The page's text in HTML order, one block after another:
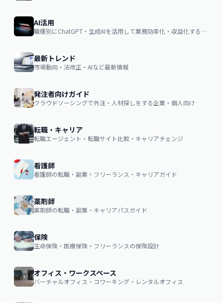
AI活用
職種別にChatGPT・生成AIを活用して業務効率化・収益化するノウハウ
最新トレンド
市場動向・法改正・AIなど最新情報
発注者向けガイド
クラウドソーシングで外注・人材探しをする企業・個人向け
転職・キャリア
転職エージェント・転職サイト比較・キャリアチェンジ
看護師
看護師の転職・副業・フリーランス・キャリアガイド
薬剤師
薬剤師の転職・副業・キャリアパスガイド
保険
生命保険・医療保険・フリーランスの保険設計
オフィス・ワークスペース
バーチャルオフィス・コワーキング・レンタルオフィス